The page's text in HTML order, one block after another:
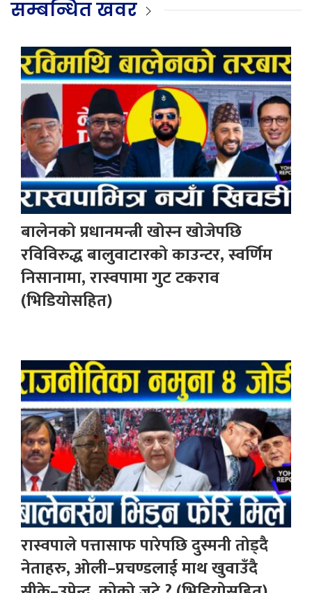
सम्बन्धित खवर
बालेनको प्रधानमन्त्री खोस्न खोजेपछि
रविविरुद्ध बालुवाटारको काउन्टर, स्वर्णिम
निसानामा, रास्वपामा गुट टकराव
(भिडियोसहित)
रास्वपाले पत्तासाफ पारेपछि दुस्मनी तोड्दै
नेताहरु, ओली–प्रचण्डलाई माथ खुवाउँदै